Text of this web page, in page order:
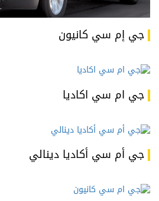
جي إم سي كانيون
جي ام سي اكاديا
جي أم سي أكاديا دينالي